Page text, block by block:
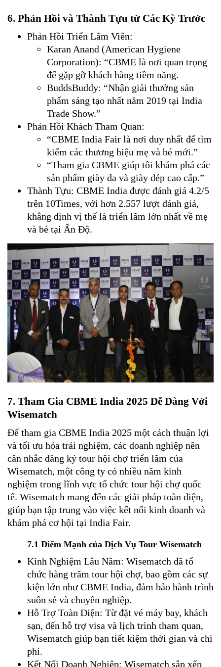
6. Phản Hồi và Thành Tựu từ Các Kỳ Trước
Phản Hồi Triển Lãm Viên:
Karan Anand (American Hygiene
Corporation): “CBME là nơi quan trọng
để gặp gỡ khách hàng tiềm năng.
BuddsBuddy: “Nhận giải thưởng sản
phẩm sáng tạo nhất năm 2019 tại India
Trade Show.”
Phản Hồi Khách Tham Quan:
“CBME India Fair là nơi duy nhất để tìm
kiếm các thương hiệu mẹ và bé mới.”
“Tham gia CBME giúp tôi khám phá các
sản phẩm giày da và giày dép cao cấp.”
Thành Tựu: CBME India được đánh giá 4.2/5
trên 10Times, với hơn 2.557 lượt đánh giá,
khẳng định vị thế là triển lãm lớn nhất về mẹ
và bé tại Ấn Độ.
7. Tham Gia CBME India 2025 Dễ Dàng Với
Wisematch
Để tham gia CBME India 2025 một cách thuận lợi
và tối ưu hóa trải nghiệm, các doanh nghiệp nên
cân nhắc đăng ký tour hội chợ triển lãm của
Wisematch, một công ty có nhiều năm kinh
nghiệm trong lĩnh vực tổ chức tour hội chợ quốc
tế. Wisematch mang đến các giải pháp toàn diện,
giúp bạn tập trung vào việc kết nối kinh doanh và
khám phá cơ hội tại India Fair.
7.1 Điểm Mạnh của Dịch Vụ Tour Wisematch
Kinh Nghiệm Lâu Năm: Wisematch đã tổ
chức hàng trăm tour hội chợ, bao gồm các sự
kiện lớn như CBME India, đảm bảo hành trình
suôn sẻ và chuyên nghiệp.
Hỗ Trợ Toàn Diện: Từ đặt vé máy bay, khách
sạn, đến hỗ trợ visa và lịch trình tham quan,
Wisematch giúp bạn tiết kiệm thời gian và chi
phí.
Kết Nối Doanh Nghiệp: Wisematch sắp xếp